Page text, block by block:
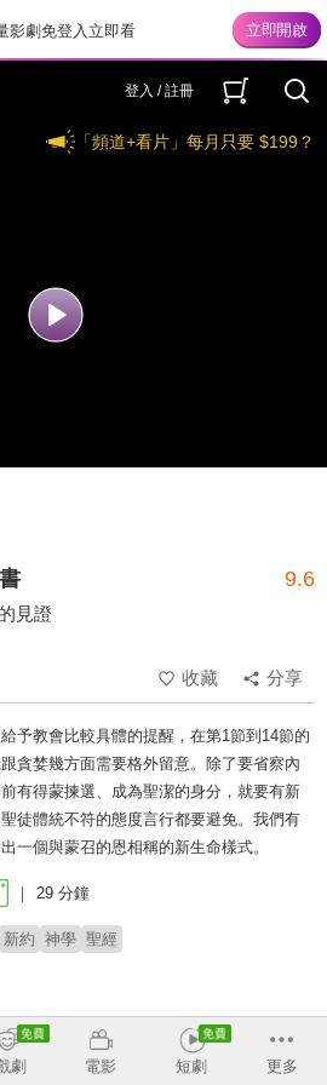
影劇免登入立即看
登入 / 註冊
「頻道+看片」每月只要 $199？
9.6
見證
收藏
分享
予教會比較具體的提醒，在第1節到14節的
貪婪幾方面需要格外留意。除了要省察內
有得蒙揀選、成為聖潔的身分，就要有新
徒體統不符的態度言行都要避免。我們有
一個與蒙召的恩相稱的新生命樣式。
29 分鐘
新約 神學 聖經
收回
劇 電影 短劇 更多